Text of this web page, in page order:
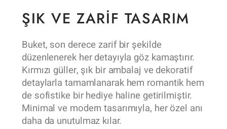
ŞIK VE ZARIF TASARIM
Buket, son derece zarif bir şekilde
düzenlenerek her detayıyla göz kamaştırır.
Kırmızı güller, şık bir ambalaj ve dekoratif
detaylarla tamamlanarak hem romantik hem
de sofistike bir hediye haline getirilmiştir.
Minimal ve modern tasarımıyla, her özel anı
daha da unutulmaz kılar.